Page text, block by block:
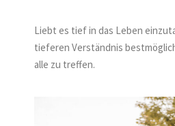
Liebt es tief in das Leben
tieferen Verständnis
alle zu treffen.